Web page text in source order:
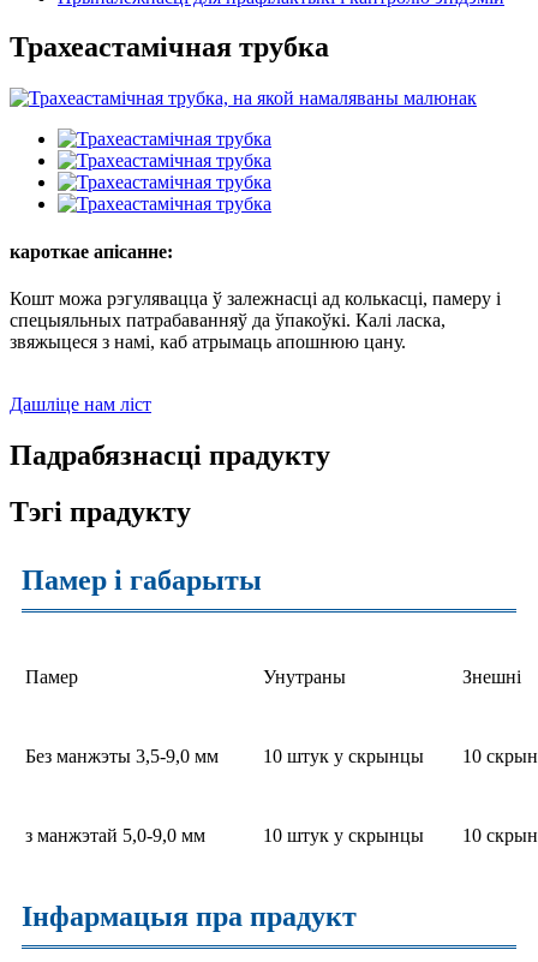
Трахеастамічная трубка
кароткае апісанне:
Кошт можа рэгулявацца ў залежнасці ад колькасці, памеру і
спецыяльных патрабаванняў да ўпакоўкі. Калі ласка,
звяжыцеся з намі, каб атрымаць апошнюю цану.
Дашліце нам ліст
Падрабязнасці прадукту
Тэгі прадукту
Памер і габарыты
Памер Унутраны Знешні
Без манжэты 3,5-9,0 мм 10 штук у скрынцы 10
з манжэтай 5,0-9,0 мм 10 штук у скрынцы 10
Інфармацыя пра прадукт